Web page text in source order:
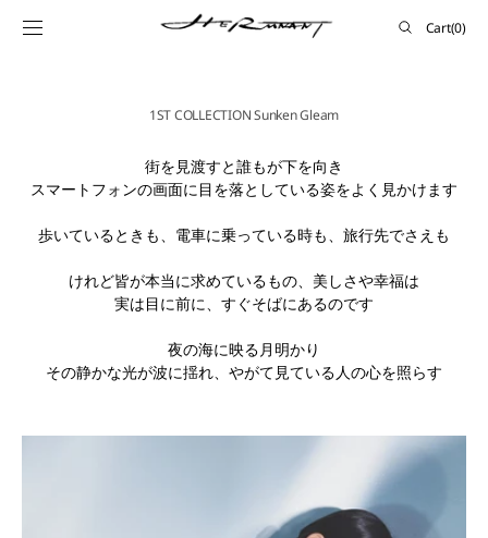
CONTENT
Cart
Cart(0)
1ST COLLECTION Sunken Gleam
街を見渡すと誰もが下を向き
スマートフォンの画面に目を落としている姿をよく見かけます
歩いているときも、電車に乗っている時も、旅行先でさえも
けれど皆が本当に求めているもの、美しさや幸福は
実は目に前に、すぐそばにあるのです
夜の海に映る月明かり
その静かな光が波に揺れ、やがて見ている人の心を照らす